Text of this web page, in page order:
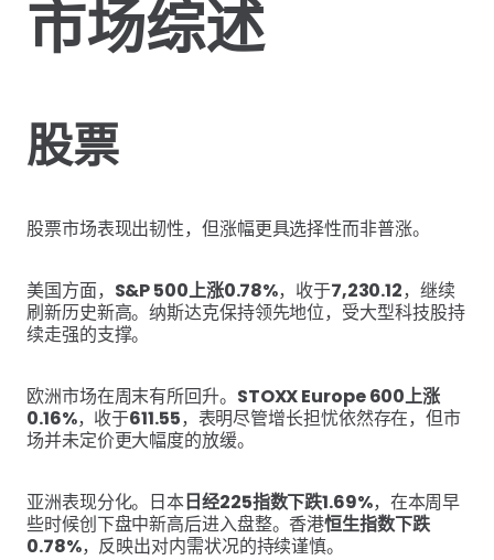
市场综述
股票
股票市场表现出韧性，但涨幅更具选择性而非普涨。
美国方面， S&P 500上涨0.78%，收于7,230.12，继续
刷新历史新高。纳斯达克保持领先地位，受大型科技股持
续走强的支撑。
欧洲市场在周末有所回升。 STOXX Europe 600上涨
0.16%，收于611.55，表明尽管增长担忧依然存在，但市
场并未定价更大幅度的放缓。
亚洲表现分化。日本日经225指数下跌1.69%，在本周早
些时候创下盘中新高后进入盘整。香港恒生指数下跌
0.78%，反映出对内需状况的持续谨慎。